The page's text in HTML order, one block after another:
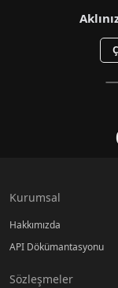
Kurumsal
Hakkımızda
API Dökümantasyonu
Sözleşmeler